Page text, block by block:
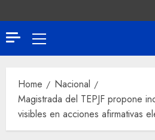
Home
Nacional
Magistrada del TEPJF propone
visibles en acciones afirmativas